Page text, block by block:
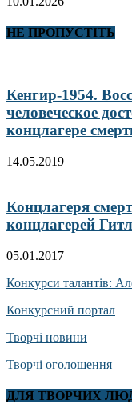
НЕ ПРОПУСТІТЬ
Кенгир-1954.
человеческое
концлагере
14.05.2019
Концлагеря
концлагерей
05.01.2017
Конкурси талантів:
Конкурсний портал
Творчі новини
Творчі оголошення
ДЛЯ ТВОРЧИХ